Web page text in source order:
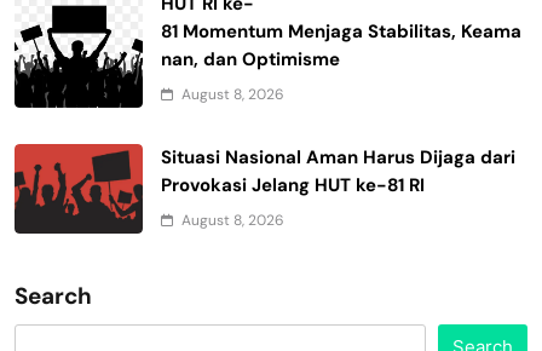
81 Momentum Menjaga Stabilitas, Keama
nan, dan Optimisme
August 8, 2026
Situasi Nasional Aman Harus Dijaga dari
Provokasi Jelang HUT ke-81 RI
August 8, 2026
Search
Search